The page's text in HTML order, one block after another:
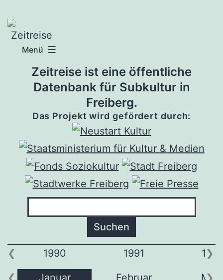
Inhalt
springen
Menü
Zeitreise ist eine öffentliche
Datenbank für Subkultur in
Freiberg.
Das Projekt wird gefördert durch:
1990 1991
Januar Februar